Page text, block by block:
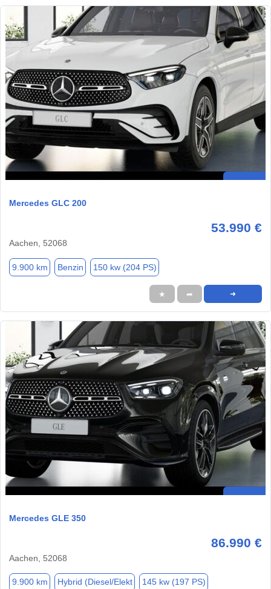
Mercedes GLC 200
53.990 €
Aachen, 52068
9.900 km Benzin 150 kw (204 PS)
★ ➦ ➜
Mercedes GLE 350
86.990 €
Aachen, 52068
9.900 km Hybrid (Diesel/Elekt 145 kw (197 PS)